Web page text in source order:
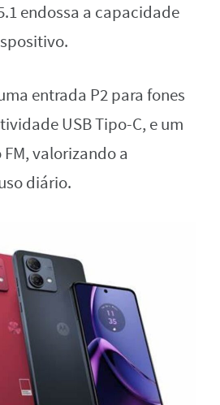
endossa a capacidade
entrada P2 para fones
USB Tipo-C, e um
valorizando a
diário.